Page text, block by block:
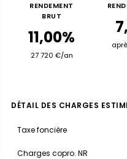
RENDEMENT
BRUT
11,00%
27 720 €/an
DÉTAIL DES CHARGES
Taxe foncière
Charges copro. NR